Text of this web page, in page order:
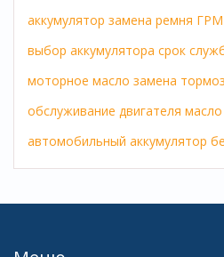
аккумулятор замена ремня ГРМ
выбор аккумулятора срок
моторное масло замена
обслуживание двигателя масло
автомобильный аккумулятор